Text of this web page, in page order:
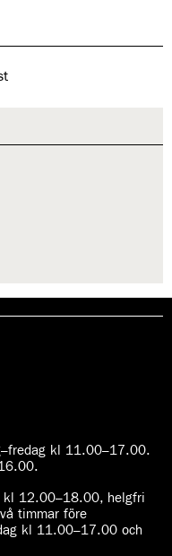
kl 11.00–17.00.
kl 12.00–18.00, helgfri
timmar före
kl 11.00–17.00 och